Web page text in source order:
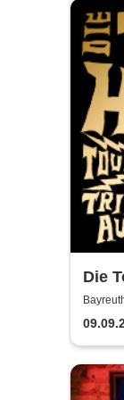
Die
Wir
2026